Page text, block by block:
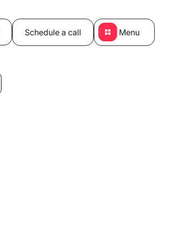
Schedule a call Menu